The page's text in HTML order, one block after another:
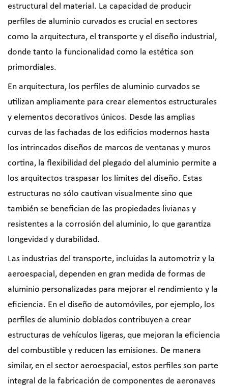
estructural del material. La capacidad de producir
perfiles de aluminio curvados es crucial en sectores
como la arquitectura, el transporte y el diseño industrial,
donde tanto la funcionalidad como la estética son
primordiales.
En arquitectura, los perfiles de aluminio curvados se
utilizan ampliamente para crear elementos estructurales
y elementos decorativos únicos. Desde las amplias
curvas de las fachadas de los edificios modernos hasta
los intrincados diseños de marcos de ventanas y muros
cortina, la flexibilidad del plegado del aluminio permite a
los arquitectos traspasar los límites del diseño. Estas
estructuras no sólo cautivan visualmente sino que
también se benefician de las propiedades livianas y
resistentes a la corrosión del aluminio, lo que garantiza
longevidad y durabilidad.
Las industrias del transporte, incluidas la automotriz y la
aeroespacial, dependen en gran medida de formas de
aluminio personalizadas para mejorar el rendimiento y la
eficiencia. En el diseño de automóviles, por ejemplo, los
perfiles de aluminio doblados contribuyen a crear
estructuras de vehículos ligeras, que mejoran la eficiencia
del combustible y reducen las emisiones. De manera
similar, en el sector aeroespacial, estos perfiles son parte
integral de la fabricación de componentes de aeronaves